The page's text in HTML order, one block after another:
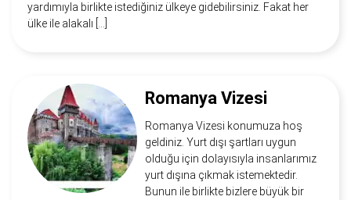
yardımıyla birlikte istediğiniz ülkeye gidebilirsiniz. Fakat her
ülke ile alakalı […]
Romanya Vizesi
Romanya Vizesi konumuza hoş
geldiniz. Yurt dışı şartları uygun
olduğu için dolayısıyla insanlarımız
yurt dışına çıkmak istemektedir.
Bunun ile birlikte bizlere büyük bir